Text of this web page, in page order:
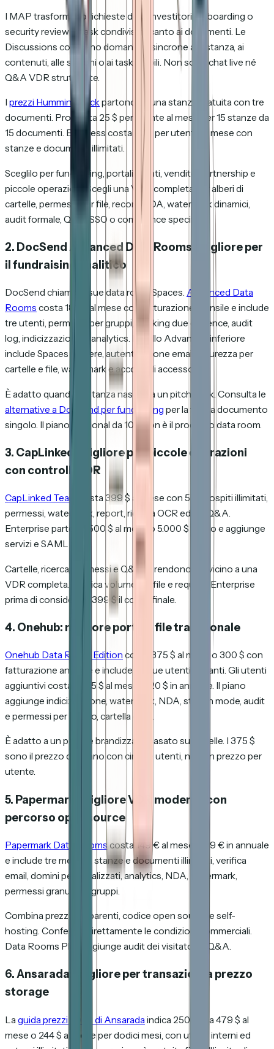
I MAP trasformano richieste degli investitori, onboarding o
security review in task condivisi accanto ai documenti. Le
Discussions collegano domande asincrone alla stanza, ai
contenuti, alle sezioni o ai task visibili. Non sono chat live né
Q&A VDR strutturate.
I prezzi HummingDeckpartono da una stanza gratuita con tre
documenti. Pro costa 25 $ per utente al mese per 15 stanze da
15 documenti. Business costa 40 $ per utente al mese con
stanze e documenti illimitati.
Sceglilo per fundraising, portali clienti, vendite, partnership e
piccole operazioni. Scegli una VDR completa per alberi di
cartelle, permessi per file, record NDA, watermark dinamici,
audit formale, Q&A, SSO o compliance specifica.
2. DocSend Advanced Data Rooms: migliore per
il fundraising analitico
DocSend chiama le sue data room Spaces. Advanced Data
Rooms costa 180 $ al mese con fatturazione mensile e include
tre utenti, permessi per gruppi, tracking due diligence, audit
log, indicizzazione e analytics. Il livello Advanced inferiore
include Spaces leggere, autenticazione email, sicurezza per
cartelle e file, watermark e accordi di accesso.
È adatto quando la stanza nasce da un pitch deck. Consulta le
alternative a DocSend per fundraising per la fase a documento
singolo. Il piano Personal da 10 $ non è il prodotto data room.
3. CapLinked: migliore per piccole operazioni
con controlli VDR
CapLinked Team
costa 399 $ al mese con 5 GB, ospiti illimitati,
permessi, watermark, report, ricerca OCR ed EZ Q&A.
Enterprise parte da 500 $ al mese o 5.000 $ l'anno e aggiunge
servizi e SAML SSO.
Cartelle, ricerca, permessi e Q&A lo rendono più vicino a una
VDR completa. Verifica volume dei file e requisiti Enterprise
prima di considerare 399 $ il costo finale.
4. Onehub: migliore portale file tradizionale
Onehub Data Room Edition costa 375 $ al mese o 300 $ con
fatturazione annuale e include cinque utenti paganti. Gli utenti
aggiuntivi costano 25 $ al mese, o 20 $ in annuale. Il piano
aggiunge indicizzazione, watermark, NDA, stealth mode, audit
e permessi per spazio, cartella e file.
È adatto a un portale brandizzato basato su cartelle. I 375 $
sono il prezzo del piano con cinque utenti, non un prezzo per
utente.
5. Papermark: migliore VDR moderna con
percorso open source
Papermark Data Rooms costa 149 € al mese o 99 € in annuale
e include tre membri, stanze e documenti illimitati, verifica
email, domini personalizzati, analytics, NDA, watermark,
permessi granulari e gruppi.
Combina prezzi trasparenti, codice open source e self-
hosting. Conferma direttamente le condizioni commerciali.
Data Rooms Plus aggiunge audit dei visitatori e Q&A.
6. Ansarada: migliore per transazioni a prezzo
storage
La guida prezzi 2026 di Ansarada indica 250 MB a 479 $ al
mese o 244 $ al mese per dodici mesi, con utenti interni ed